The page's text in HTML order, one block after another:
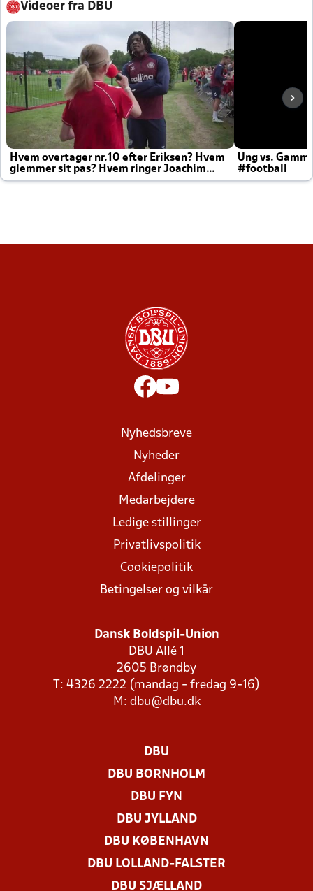
Videoer fra DBU
Hvem overtager nr.10 efter Eriksen? Hvem
glemmer sit pas? Hvem ringer Joachim
altid til efter kampe?
Ung vs.
#football
Nyhedsbreve
Nyheder
Afdelinger
Medarbejdere
Ledige stillinger
Privatlivspolitik
Cookiepolitik
Betingelser og vilkår
Dansk Boldspil-Union
DBU Allé 1
2605 Brøndby
T: 4326 2222 (mandag - fredag 9-16)
M: dbu@dbu.dk
DBU
DBU BORNHOLM
DBU FYN
DBU JYLLAND
DBU KØBENHAVN
DBU LOLLAND-FALSTER
DBU SJÆLLAND